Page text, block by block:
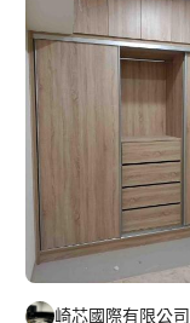
崎芯國際有限公司